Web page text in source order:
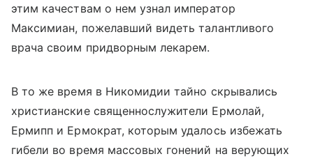
этим качествам о нем узнал император
Максимиан, пожелавший видеть талантливого
врача своим придворным лекарем.
В то же время в Никомидии тайно скрывались
христианские священнослужители Ермолай,
Ермипп и Ермократ, которым удалось избежать
гибели во время массовых гонений на верующих